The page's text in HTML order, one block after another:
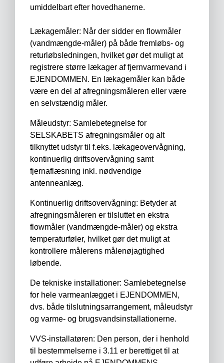
umiddelbart efter hovedhanerne.
Lækagemåler: Når der sidder en flowmåler
(vandmængde-måler) på både fremløbs- og
returløbsledningen, hvilket gør det muligt at
registrere større lækager af fjernvarmevand i
EJENDOMMEN. En lækagemåler kan både
være en del af afregningsmåleren eller være
en selvstændig måler.
Måleudstyr: Samlebetegnelse for
SELSKABETS afregningsmåler og alt
tilknyttet udstyr til f.eks. lækageovervågning,
kontinuerlig driftsovervågning samt
fjernaflæsning inkl. nødvendige
antenneanlæg.
Kontinuerlig driftsovervågning: Betyder at
afregningsmåleren er tilsluttet en ekstra
flowmåler (vandmængde-måler) og ekstra
temperaturføler, hvilket gør det muligt at
kontrollere målerens målenøjagtighed
løbende.
De tekniske installationer: Samlebetegnelse
for hele varmeanlægget i EJENDOMMEN,
dvs. både tilslutningsarrangement, måleudstyr
og varme- og brugsvandsinstallationerne.
VVS-installatøren: Den person, der i henhold
til bestemmelserne i 3.11 er berettiget til at